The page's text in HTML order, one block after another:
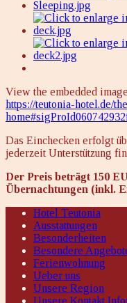
View the embedded
https://teutonia-hotel.de/
Das Einchecken erfolgt
jederzeit Unterstützung
Der Preis beträgt 150
Übernachtungen (inkl.
Hotel Teutonia
Ausstattungen
Besonderheiten
Besondere
Ferienwohnung
Ueber uns
Unsere Region
Unsere Kontakt